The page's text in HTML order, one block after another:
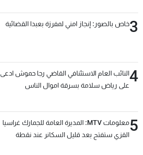
3خاص بالصور: إنجاز امني لمفرزة بعبدا القضائية
4النائب العام الاستئنافي القاضي رجا حموش ادعى
على رياض سلامة بسرقة اموال الناس
5
معلومات MTV: المديرة العامة للجمارك غراسيا
القزي ستفتح بعد قليل السكانر عند نقطة